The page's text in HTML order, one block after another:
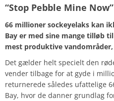
“Stop Pebble Mine Now”
66 millioner sockeyelaks kan
Bay er med sine mange tilløb
mest produktive
Det gælder helt specielt den
vender tilbage for at gyde i
returnerede således ufattelige
Bay, hvor de danner grundlag